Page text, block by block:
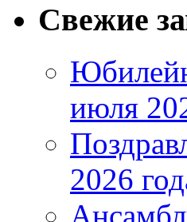
Свежие
июля
2026